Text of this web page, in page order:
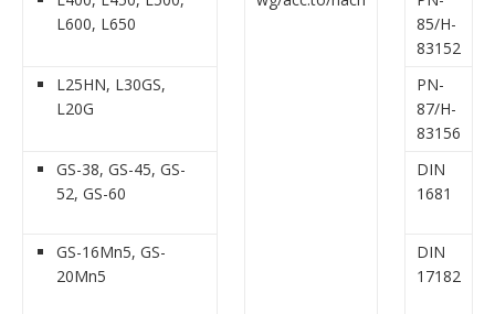
L600, L650
85/H-
83152
L25HN, L30GS,
L20G
PN-
87/H-
83156
GS-38, GS-45, GS-
52, GS-60
DIN
1681
GS-16Mn5, GS-
20Mn5
DIN
17182